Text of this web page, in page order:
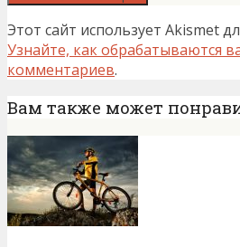
Этот сайт использует Akismet
Узнайте, как обрабатываются
комментариев.
Вам также может